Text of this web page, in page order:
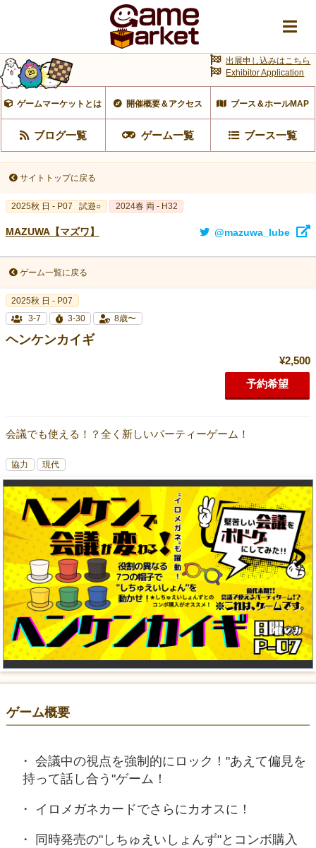
ゲームマーケットとは 開催概要＆アクセス ブース＆ホールMAP
ブログ一覧 ゲーム一覧 ブース一覧
出展申し込みはこちら
Exhibitor Application
サイトトップに戻る
2025秋 日 - P07 試遊○ 2024春 両 - H32
MAZUWA【マズワ】 @mazuwa_lube
ゲーム一覧に戻る
2025秋 日 - P07
3-7
3-30 8歳〜
ヘンケンカイギ
¥2,500
予約希望
会議でも使える！？全く新しいパーティーゲーム！
協力 現代
ゲーム概要
会議中の視点を強制的にロック！"あえて偏見を
持って話し合う"ゲーム！
イロメガネカードでさらにカオスに！
同時発売の"しちゅえいしょんず"とコンボ購入